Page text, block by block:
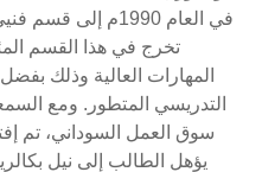
في العام 1990م
تخرج في هذا القسم
المهارات العالية وذلك
التدريسي المتطور. ومع
سوق العمل السوداني، تم
يؤهل الطالب إلى نيل